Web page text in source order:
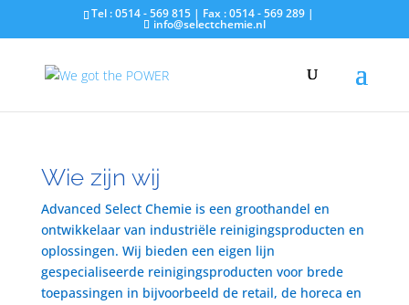
Tel : 0514 - 569 815 | Fax : 0514 - 569 289 |
info@selectchemie.nl
Wie zijn wij
Advanced Select Chemie is een groothandel en
ontwikkelaar van industriële reinigingsproducten en
oplossingen. Wij bieden een eigen lijn
gespecialiseerde reinigingsproducten voor brede
toepassingen in bijvoorbeeld de retail, de horeca en